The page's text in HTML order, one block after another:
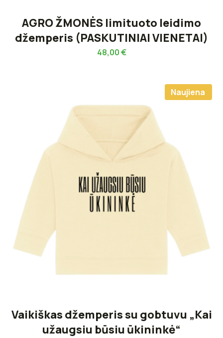
AGRO ŽMONĖS limituoto leidimo
džemperis (PASKUTINIAI VIENETAI)
48,00€
Naujiena
Vaikiškas džemperis su gobtuvu „Kai
užaugsiu būsiu ūkininkė“